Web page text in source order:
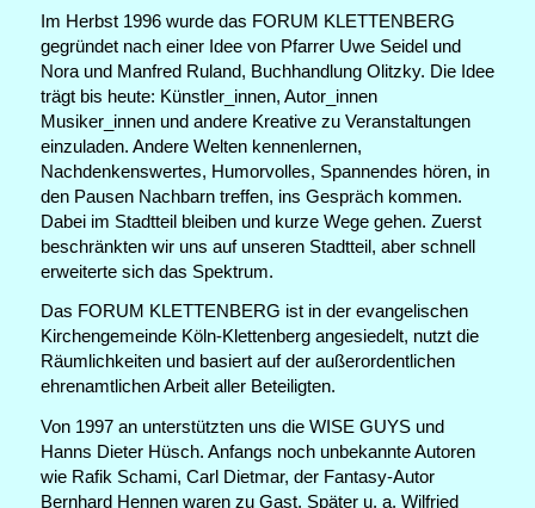
Im Herbst 1996 wurde das FORUM KLETTENBERG
gegründet nach einer Idee von Pfarrer Uwe Seidel und
Nora und Manfred Ruland, Buchhandlung Olitzky. Die Idee
trägt bis heute: Künstler_innen, Autor_innen
Musiker_innen und andere Kreative zu Veranstaltungen
einzuladen. Andere Welten kennenlernen,
Nachdenkenswertes, Humorvolles, Spannendes hören, in
den Pausen Nachbarn treffen, ins Gespräch kommen.
Dabei im Stadtteil bleiben und kurze Wege gehen. Zuerst
beschränkten wir uns auf unseren Stadtteil, aber schnell
erweiterte sich das Spektrum.
Das FORUM KLETTENBERG ist in der evangelischen
Kirchengemeinde Köln-Klettenberg angesiedelt, nutzt die
Räumlichkeiten und basiert auf der außerordentlichen
ehrenamtlichen Arbeit aller Beteiligten.
Von 1997 an unterstützten uns die WISE GUYS und
Hanns Dieter Hüsch. Anfangs noch unbekannte Autoren
wie Rafik Schami, Carl Dietmar, der Fantasy-Autor
Bernhard Hennen waren zu Gast. Später u. a. Wilfried